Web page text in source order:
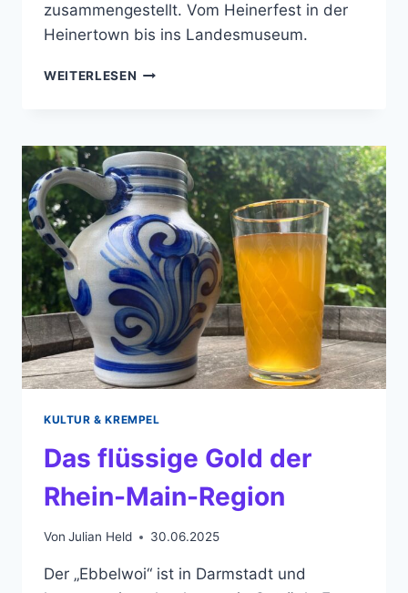
zusammengestellt. Vom Heinerfest in der
Heinertown bis ins Landesmuseum.
WEITERLESEN WAS
(01.
BIS
07.
JULI)
KULTUR & KREMPEL
Das flüssige Gold der
Rhein-Main-Region
Von Julian Held 30.06.2025
Der „Ebbelwoi“ ist in Darmstadt und